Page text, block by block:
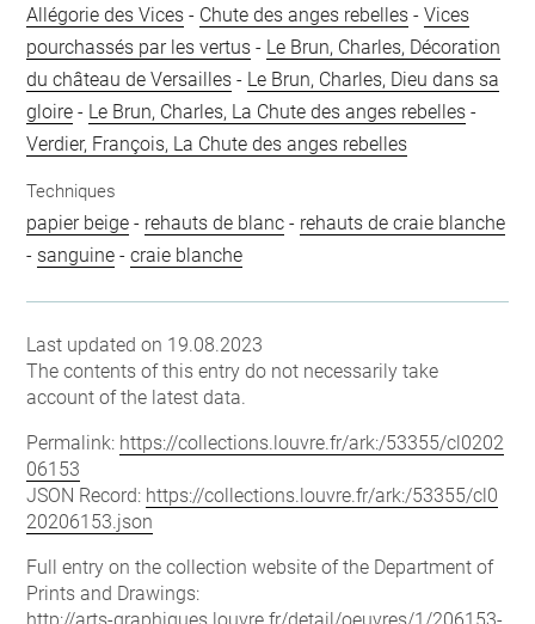
Allégorie des Vices - Chute des anges rebelles -Vices
pourchassés par les vertus - Le Brun, Charles, Décoration
du château de Versailles - Le Brun, Charles, Dieu dans sa
gloire - Le Brun, Charles, La Chute des anges rebelles -
Verdier, François, La Chute des anges rebelles
Techniques
papier beige - rehauts de blanc - rehauts de craie blanche
- sanguine -craie blanche
Last updated on 19.08.2023
The contents of this entry do not necessarily take
account of the latest data.
Permalink: https://collections.louvre.fr/ark:/53355/cl0202
06153
JSON Record: https://collections.louvre.fr/ark:/53355/cl0
20206153.json
Full entry on the collection website of the Department of
Prints and Drawings: